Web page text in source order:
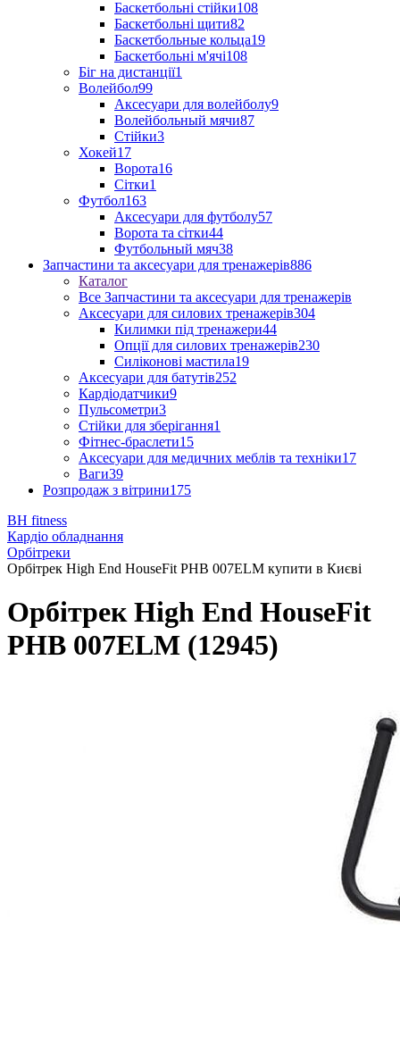
Баскетбольні стійки108
Баскетбольні щити82
Баскетбольные кольца19
Баскетбольні м'ячі108
Біг на дистанції1
Волейбол99
Аксесуари для волейболу9
Волейбольный мячи87
Стійки3
Хокей17
Ворота16
Сітки1
Футбол163
Аксесуари для футболу57
Ворота та сітки44
Футбольный мяч38
Запчастини та аксесуари для тренажерів886
Каталог
Все Запчастини та аксесуари для тренажерів
Аксесуари для силових тренажерів304
Килимки під тренажери44
Опції для силових тренажерів230
Силіконові мастила19
Аксесуари для батутів252
Кардіодатчики9
Пульсометри3
Стійки для зберігання1
Фітнес-браслети15
Аксесуари для медичних меблів та техніки17
Ваги39
Розпродаж з вітрини175
BH fitness
Кардіо обладнання
Орбітреки
Орбітрек High End HouseFit PHB 007ELM купити в Києві
Орбітрек High End HouseFit
PHB 007ELM (12945)